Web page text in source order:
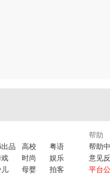
出品 高校
粤语
时尚
娱乐
儿 母婴 拍客
帮助
帮助
意见
平台